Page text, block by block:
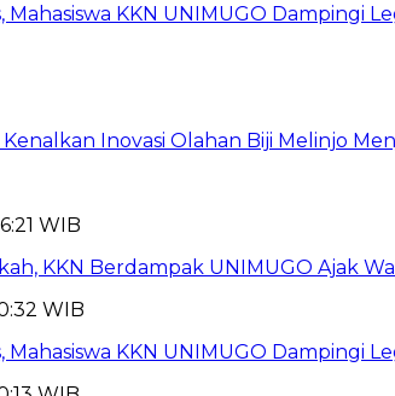
Mahasiswa KKN UNIMUGO Dampingi
Kenalkan Inovasi Olahan Biji Melinjo
WIB
KKN Berdampak UNIMUGO Ajak
WIB
Mahasiswa KKN UNIMUGO Dampingi